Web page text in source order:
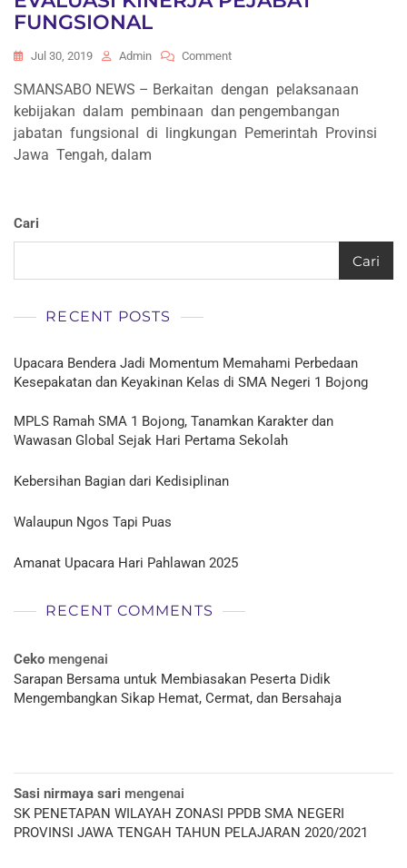
FUNGSIONAL
Jul 30, 2019 Admin CommentOn
KINERJA
PEJABAT
FUNGSIONAL
SMANSABO NEWS – Berkaitan dengan pelaksanaan
kebijakan dalam pembinaan dan pengembangan
jabatan fungsional di lingkungan Pemerintah Provinsi
Jawa Tengah, dalam
Cari
Cari
RECENT POSTS
Upacara Bendera Jadi Momentum Memahami Perbedaan
Kesepakatan dan Keyakinan Kelas di SMA Negeri 1 Bojong
MPLS Ramah SMA 1 Bojong, Tanamkan Karakter dan
Wawasan Global Sejak Hari Pertama Sekolah
Kebersihan Bagian dari Kedisiplinan
Walaupun Ngos Tapi Puas
Amanat Upacara Hari Pahlawan 2025
RECENT COMMENTS
Ceko mengenai
Sarapan Bersama untuk Membiasakan Peserta Didik
Mengembangkan Sikap Hemat, Cermat, dan Bersahaja
Sasi nirmaya sari mengenai
SK PENETAPAN WILAYAH ZONASI PPDB SMA NEGERI
PROVINSI JAWA TENGAH TAHUN PELAJARAN 2020/2021